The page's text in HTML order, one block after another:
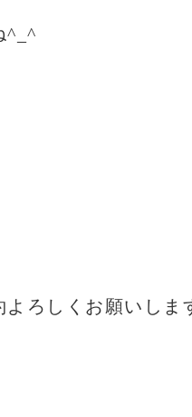
^_^
ろしくお願いしま